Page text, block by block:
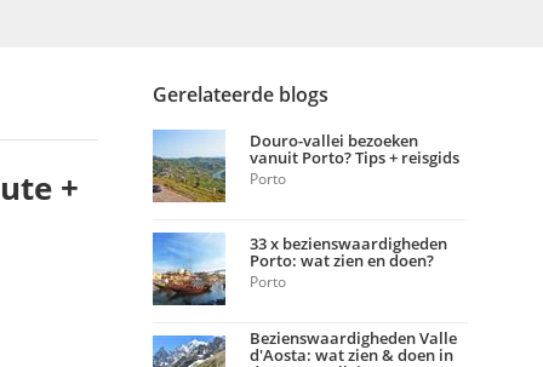
+
Gerelateerde blogs
Douro-vallei bezoeken
vanuit Porto? Tips + reisgids
Porto
33 x bezienswaardigheden
Porto: wat zien en doen?
Porto
Bezienswaardigheden Valle
d'Aosta: wat zien & doen in